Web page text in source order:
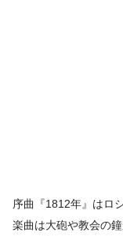
序曲『1812年』はロ
楽曲は大砲や教会の